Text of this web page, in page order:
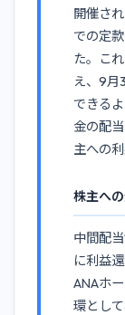
開催さ
での定
た。こ
え、9月
できる
金の配
主への
株主へ
中間配
に利益
ANAホ
環とし